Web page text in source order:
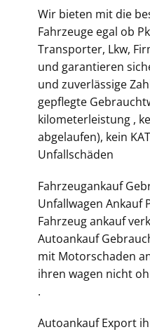
Wir bieten mit die
Fahrzeuge egal ob
Transporter, Lkw,
und garantieren
und zuverlässige
gepflegte
kilometerleistung ,
abgelaufen), kein
Unfallschäden
Fahrzeugankauf
Unfallwagen Ankauf
Fahrzeug ankauf
Autoankauf
mit Motorschaden
ihren wagen nicht
.
Autoankauf Export